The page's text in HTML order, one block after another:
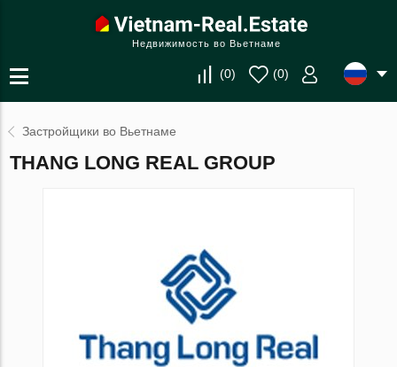
Недвижимость во Вьетнаме
(0) (0)
Застройщики во Вьетнаме
THANG LONG REAL GROUP